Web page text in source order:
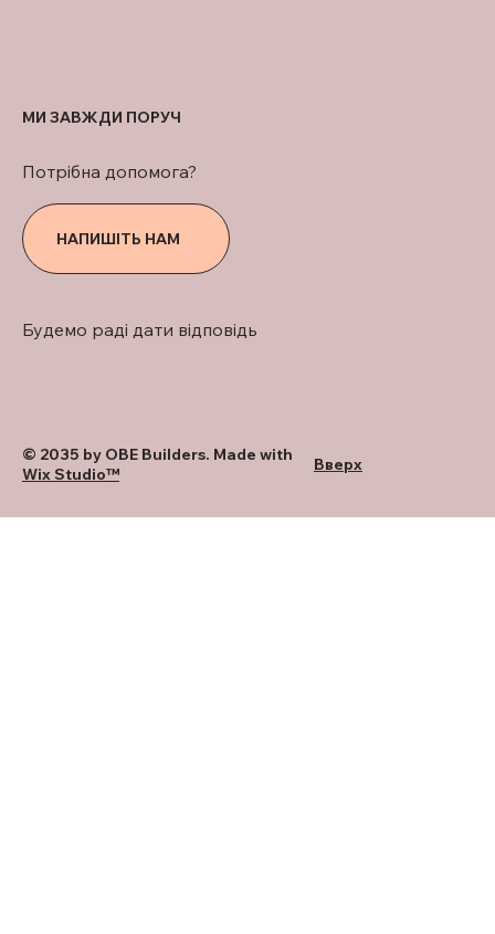
Будемо раді дати відповідь
НАПИШІТЬ НАМ
Потрібна допомога?
МИ ЗАВЖДИ ПОРУЧ
© 2035 by OBE Builders. Made with
Wix Studio™
Вверх